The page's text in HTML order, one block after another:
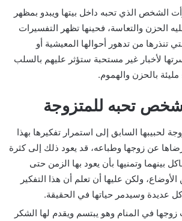
الشخص الذي تحبه داخل بيتها ويبدو بمظهر
الحزن والتعاسة، فحينها تظهر التفسيرات
تنذرها من تدهور أحوالها المعيشية أو
لأخبار غير مستحبة ستؤثر عليهم بالسلب
مليئة بالحزن والهموم.
تحبه للمتزوجة
لحبيبها السابق إلى استمرار تفكيرها بهذا
عن زوجها وطباعه، قد يعود ذلك إلى كثرة
بينهما وتمنيها بأن يعود بها الزمن حتى
ولكن عليها أن تعلم أن هذا التفكير
عديدة وسيدمر حياتها في الحقيقة.
في المنام وهو يبتسم ويقدم لها الشكر